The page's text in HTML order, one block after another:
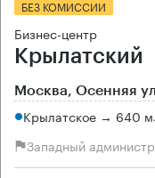
БЕЗ КОМИССИИ
Бизнес-центр
Крылатский
Москва, Осенняя
Крылатское → 640 м
Западный